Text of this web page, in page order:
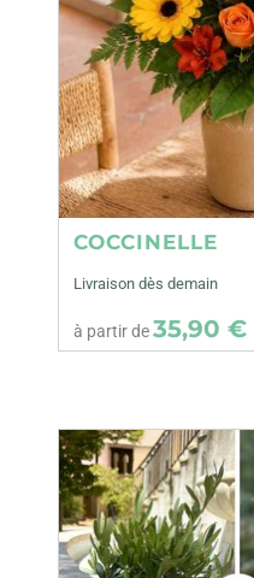
COCCINELLE
Livraison dès demain
à partir de35,90 €